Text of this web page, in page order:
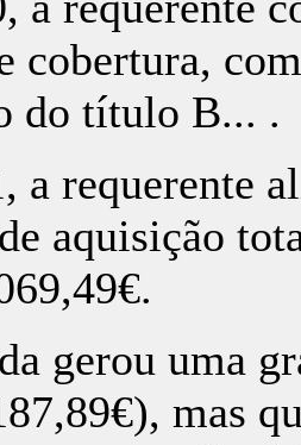
cobertura,
do título B... .
a requerente
aquisição
gerou uma
mas